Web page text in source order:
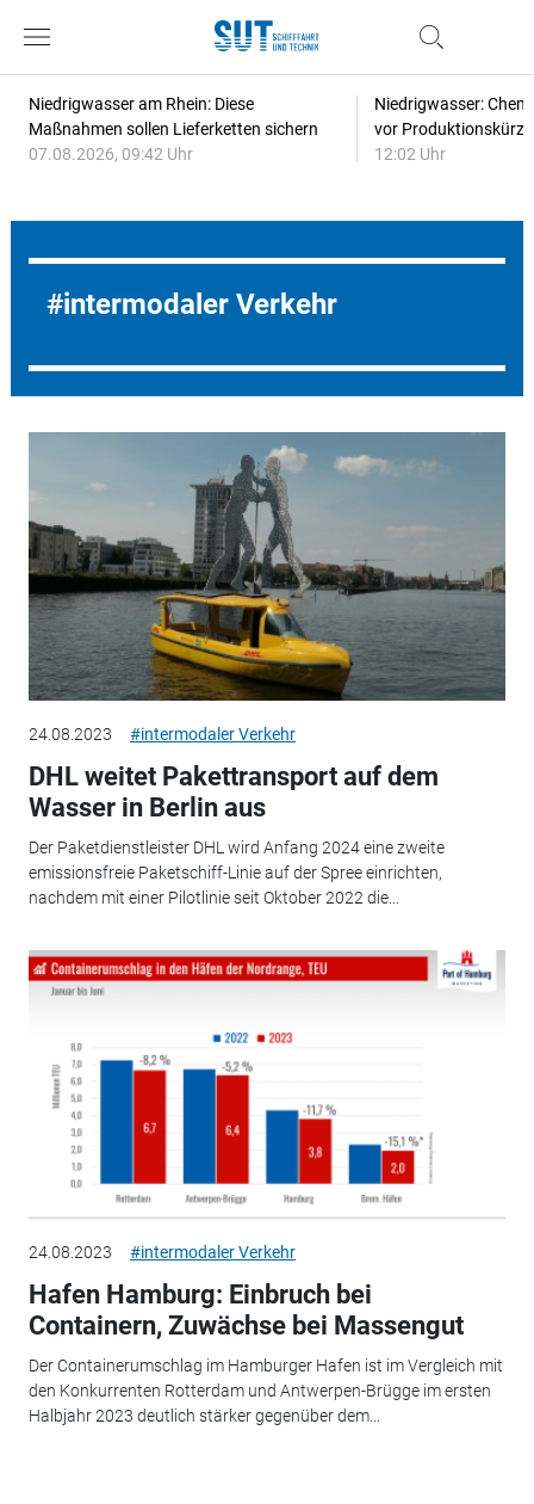
Niedrigwasser am Rhein: Diese
Maßnahmen sollen Lieferketten sichern
07.08.2026, 09:42 Uhr
Niedrigwasser:
vor
12:02 Uhr
intermodaler Verkehr
24.08.2023 #intermodaler Verkehr
DHL weitet Pakettransport auf dem
Wasser in Berlin aus
Der Paketdienstleister DHL wird Anfang 2024 eine zweite
emissionsfreie Paketschiff-Linie auf der Spree einrichten,
nachdem mit einer Pilotlinie seit Oktober 2022 die...
24.08.2023 #intermodaler Verkehr
Hafen Hamburg: Einbruch bei
Containern, Zuwächse bei Massengut
Der Containerumschlag im Hamburger Hafen ist im Vergleich mit
den Konkurrenten Rotterdam und Antwerpen-Brügge im ersten
Halbjahr 2023 deutlich stärker gegenüber dem...